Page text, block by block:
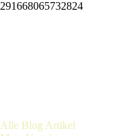
291668065732824
Alle Blog Artikel